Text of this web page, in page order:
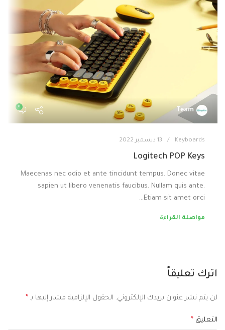
Team
0
Keyboards 13 ديسمبر 2022
Logitech POP Keys
Maecenas nec odio et ante tincidunt tempus. Donec vitae
sapien ut libero venenatis faucibus. Nullam quis ante.
Etiam sit amet orci…
مواصلة القراءة
اترك تعليقاً
لن يتم نشر عنوان بريدك الإلكتروني. الحقول الإلزامية مشار إليها بـ *
التعليق *